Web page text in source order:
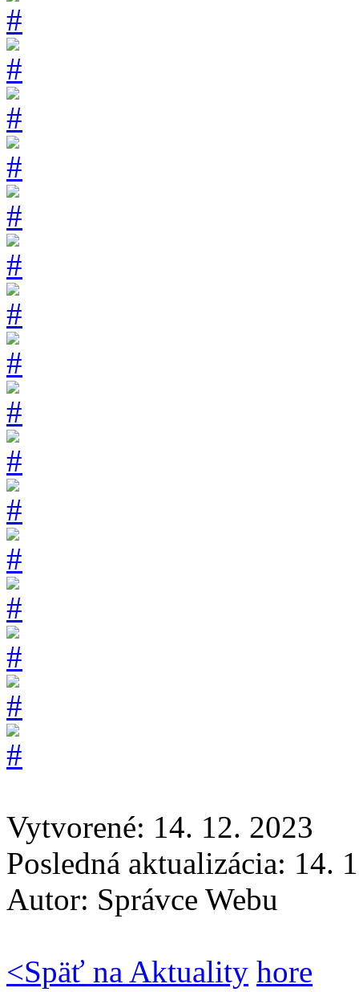
Vytvorené: 14. 12. 2023
Posledná aktualizácia: 14.
Autor: Správce Webu
<Späť na Aktuality hore